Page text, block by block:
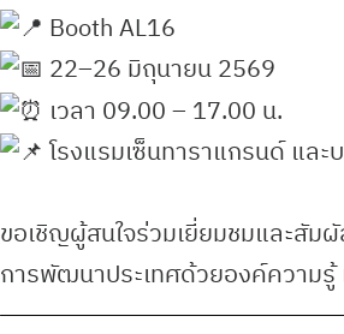
Booth AL16
22–26 มิถุนายน 2569
เวลา 09.00 – 17.00 น.
โรงแรมเซ็นทาราแกรนด์ แล
ขอเชิญผู้สนใจร่วมเยี่ยมชมและสัม
การพัฒนาประเทศด้วยองค์ความรู้